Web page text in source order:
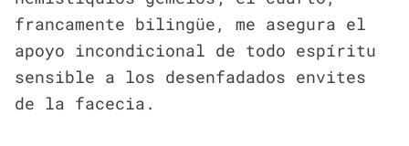
francamente bilingüe, me asegura el
apoyo incondicional de todo espíritu
sensible a los desenfadados envites
de la facecia.